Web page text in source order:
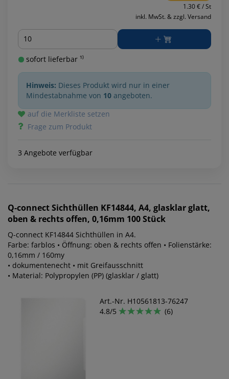
1.30 € / St
inkl. MwSt. & zzgl. Versand
Menge
sofort lieferbar ¹⁾
Hinweis: Dieses Produkt wird nur in einer
Mindestabnahme von 10 angeboten.
auf die Merkliste setzen
Frage zum Produkt
3 Angebote verfügbar
Q-connectSichthüllen KF14844, A4, glasklar glatt,
oben & rechts offen, 0,16mm 100 Stück
Q-connect KF14844 Sichthüllen in A4.
Farbe: farblos • Öffnung: oben & rechts offen • Folienstärke:
0,16mm / 160my
• dokumentenecht • mit Greifausschnitt
• Material: Polypropylen (PP) (glasklar / glatt)
Art.-Nr. H10561813-76247
4.8/5
(6)